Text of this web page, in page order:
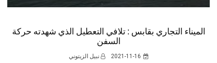
الميناء التجاري بقابس : تلافي التعطيل الذي شهدته حركة
السفن
2021-11-16
نبيل الزيتوني